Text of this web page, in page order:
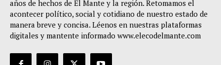
años de hechos de El Mante y la región. Retomamos el
acontecer político, social y cotidiano de nuestro estado de
manera breve y concisa. Léenos en nuestras plataformas
digitales y mantente informado www.elecodelmante.com